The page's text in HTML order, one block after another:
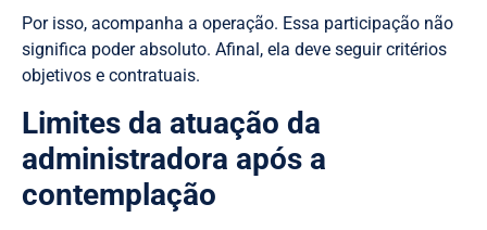
Por isso, acompanha a operação. Essa participação não
significa poder absoluto. Afinal, ela deve seguir critérios
objetivos e contratuais.
Limites da atuação da
administradora após a
contemplação